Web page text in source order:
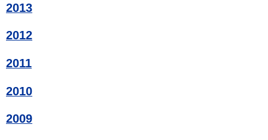
2013
2012
2011
2010
2009